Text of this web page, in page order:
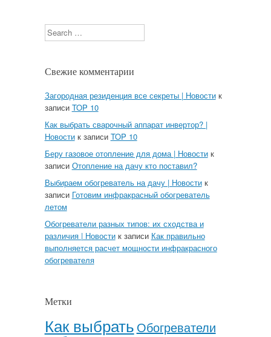
Search
Свежие комментарии
Загородная резиденция все секреты | Новостик
записи TOP 10
Как выбрать сварочный аппарат инвертор? |
Новостик записи TOP 10
Беру газовое отопление для дома | Новостик
записи Отопление на дачу кто поставил?
Выбираем обогреватель на дачу | Новостик
записи Готовим инфракрасный обогреватель
летом
Обогреватели разных типов: их сходства и
различия | Новостик записи Как правильно
выполняется расчет мощности инфракрасного
обогревателя
Метки
Как выбрать Обогреватели